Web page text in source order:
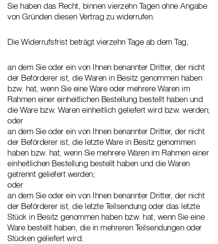
Sie haben das Recht, binnen vierzehn Tagen ohne Angabe
von Gründen diesen Vertrag zu widerrufen.
Die Widerrufsfrist beträgt vierzehn Tage ab dem Tag,
an dem Sie oder ein von Ihnen benannter Dritter, der nicht
der Beförderer ist, die Waren in Besitz genommen haben
bzw. hat, wenn Sie eine Ware oder mehrere Waren im
Rahmen einer einheitlichen Bestellung bestellt haben und
die Ware bzw. Waren einheitlich geliefert wird bzw. werden;
oder
an dem Sie oder ein von Ihnen benannter Dritter, der nicht
der Beförderer ist, die letzte Ware in Besitz genommen
haben bzw. hat, wenn Sie mehrere Waren im Rahmen einer
einheitlichen Bestellung bestellt haben und die Waren
getrennt geliefert werden;
oder
an dem Sie oder ein von Ihnen benannter Dritter, der nicht
der Beförderer ist, die letzte Teilsendung oder das letzte
Stück in Besitz genommen haben bzw. hat, wenn Sie eine
Ware bestellt haben, die in mehreren Teilsendungen oder
Stücken geliefert wird.